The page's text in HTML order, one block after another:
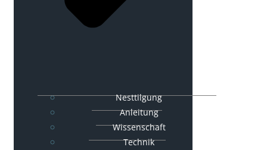
Nesttilgung
Anleitung
Wissenschaft
Technik